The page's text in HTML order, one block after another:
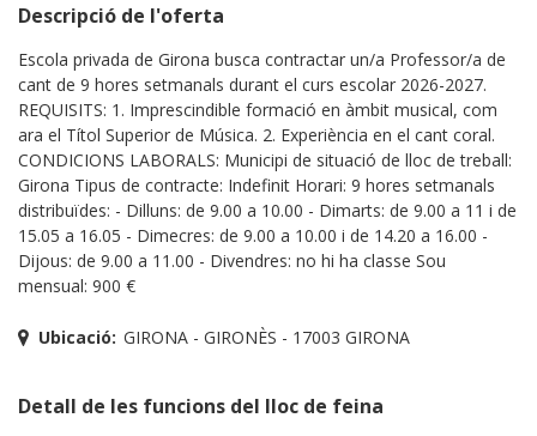
Descripció de l'oferta
Escola privada de Girona busca contractar un/a Professor/a de
cant de 9 hores setmanals durant el curs escolar 2026-2027.
REQUISITS: 1. Imprescindible formació en àmbit musical, com
ara el Títol Superior de Música. 2. Experiència en el cant coral.
CONDICIONS LABORALS: Municipi de situació de lloc de treball:
Girona Tipus de contracte: Indefinit Horari: 9 hores setmanals
distribuïdes: - Dilluns: de 9.00 a 10.00 - Dimarts: de 9.00 a 11 i de
15.05 a 16.05 - Dimecres: de 9.00 a 10.00 i de 14.20 a 16.00 -
Dijous: de 9.00 a 11.00 - Divendres: no hi ha classe Sou
mensual: 900 €
Ubicació: GIRONA - GIRONÈS - 17003 GIRONA
Detall de les funcions del lloc de feina